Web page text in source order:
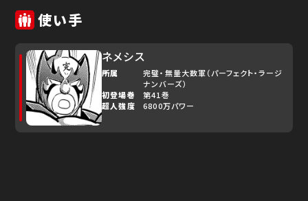
使い手
ネメシス
所属
完璧・無量大数軍（パーフェクト・ラージ
ナンバーズ）
初登場巻
第41巻
超人強度
6800万パワー